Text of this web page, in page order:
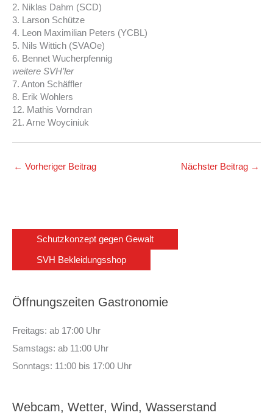
2. Niklas Dahm (SCD)
3. Larson Schütze
4. Leon Maximilian Peters (YCBL)
5. Nils Wittich (SVAOe)
6. Bennet Wucherpfennig
weitere SVH’ler
7. Anton Schäffler
8. Erik Wohlers
12. Mathis Vorndran
21. Arne Woyciniuk
← Vorheriger Beitrag Nächster Beitrag →
Schutzkonzept gegen Gewalt
SVH Bekleidungsshop
Öffnungszeiten Gastronomie
Freitags: ab 17:00 Uhr
Samstags: ab 11:00 Uhr
Sonntags: 11:00 bis 17:00 Uhr
Webcam, Wetter, Wind, Wasserstand